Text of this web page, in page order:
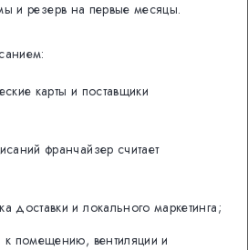
и резерв на первые месяцы.
карты и поставщики
франчайзер считает
доставки и локального маркетинга;
к помещению, вентиляции и